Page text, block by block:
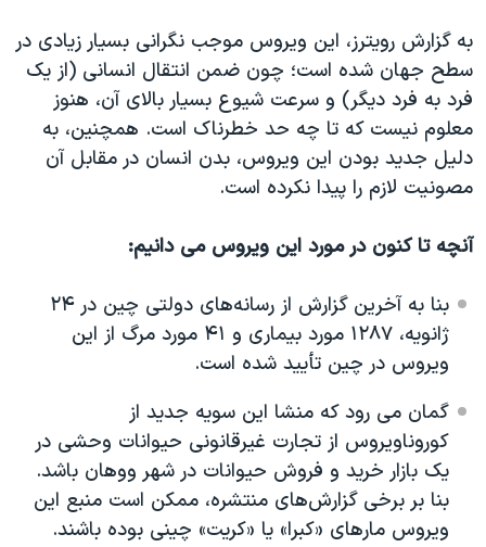
قانون شفافیت دارائی کادر رهبری ایران
اعتراضات مردمی آبان ۹۸
اسرائیل در جنگ
نرگس محمدی برنده جایزه نوبل صلح
همایش محافظه‌کاران آمریکا «سی‌پک»
صفحه‌های ویژه
به گزارش رویترز، این ویروس موجب نگرانی بسیار زیادی در
سطح جهان شده است؛ چون ضمن انتقال انسانی (از یک
فرد به فرد دیگر) و سرعت شیوع بسیار بالای آن، هنوز
معلوم نیست که تا چه حد خطرناک است. همچنین، به
دلیل جدید بودن این ویروس، بدن انسان در مقابل آن
مصونیت لازم را پیدا نکرده است.
آنچه تا کنون در مورد این ویروس می دانیم:
بنا به آخرین گزارش از رسانه‌های دولتی چین در ۲۴
ژانویه، ۱۲۸۷ مورد بیماری و ۴۱ مورد مرگ از این
ویروس در چین تأیید شده است.
گمان می رود که منشا این سویه جدید از
کوروناویروس از تجارت غیرقانونی حیوانات وحشی در
یک بازار خرید و فروش حیوانات در شهر ووهان باشد.
بنا بر برخی گزارش‌های منتشره، ممکن است منبع این
ویروس مارهای «کبرا» یا «کریت» چینی بوده باشند.